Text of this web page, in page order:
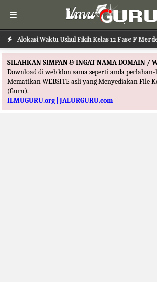
Alokasi Waktu Ushul Fikih Kelas 12 Fase F
Alokasi Waktu Ilmu Tafsir Kelas 12 Fase F
SILAHKAN SIMPAN & INGAT NAMA DOMAIN /
Download di web klon sama seperti anda
Mematikan WEBSITE asli yang Menyediakan File
(Guru).
ILMUGURU.org | JALURGURU.com